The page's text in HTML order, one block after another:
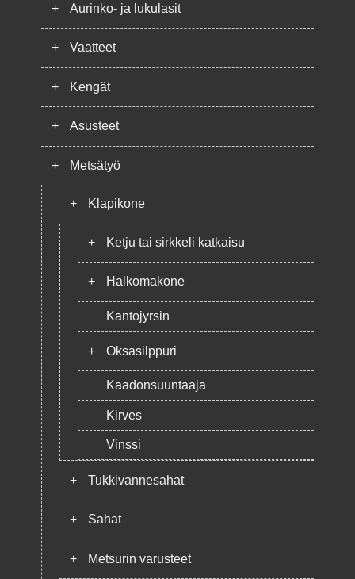
+ Aurinko- ja lukulasit
+ Vaatteet
+ Kengät
+ Asusteet
+ Metsätyö
+ Klapikone
+ Ketju tai sirkkeli katkaisu
+ Halkomakone
Kantojyrsin
+ Oksasilppuri
Kaadonsuuntaaja
Kirves
Vinssi
+ Tukkivannesahat
+ Sahat
+ Metsurin varusteet